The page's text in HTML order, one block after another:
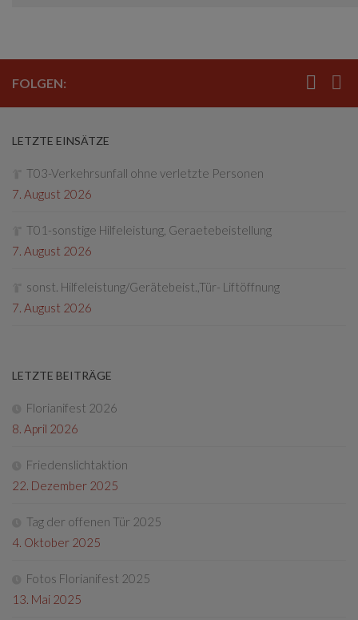
FOLGEN:
LETZTE EINSÄTZE
T03-Verkehrsunfall ohne verletzte Personen
7. August 2026
T01-sonstige Hilfeleistung, Geraetebeistellung
7. August 2026
sonst. Hilfeleistung/Gerätebeist.,Tür- Liftöffnung
7. August 2026
LETZTE BEITRÄGE
Florianifest 2026
8. April 2026
Friedenslichtaktion
22. Dezember 2025
Tag der offenen Tür 2025
4. Oktober 2025
Fotos Florianifest 2025
13. Mai 2025